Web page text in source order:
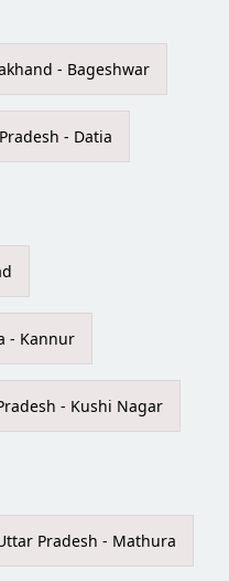
- Bageshwar
- Datia
- Kannur
- Kushi Nagar
Pradesh - Mathura